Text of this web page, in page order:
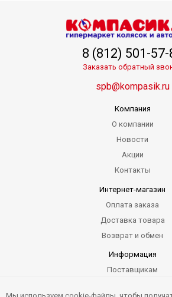
8 (812) 501-57-
Заказать обратный
spb@kompasik.ru
Компания
О компании
Новости
Акции
Контакты
Интернет-магазин
Оплата заказа
Доставка товара
Возврат и обмен
Информация
Поставщикам